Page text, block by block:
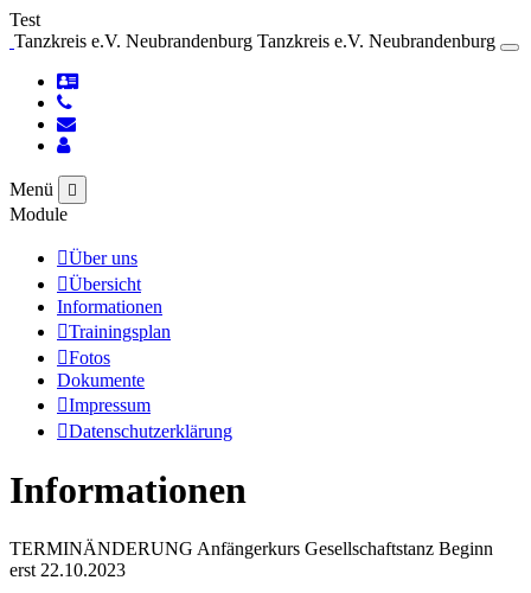
Test
Tanzkreis e.V. Neubrandenburg Tanzkreis e.V. Neubrandenburg
Menü
Module
Über uns
Übersicht
Informationen
Trainingsplan
Fotos
Dokumente
Impressum
Datenschutzerklärung
Informationen
TERMINÄNDERUNG Anfängerkurs Gesellschaftstanz Beginn
erst 22.10.2023